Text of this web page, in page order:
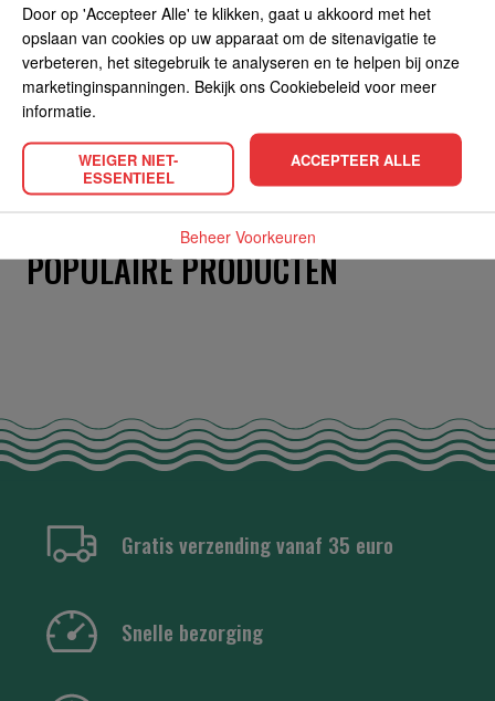
ALLERGIEËN
OVERIGE INFORMATIE
POPULAIRE PRODUCTEN
Gratis verzending vanaf 35 euro
Snelle bezorging
Door op 'Accepteer Alle' te klikken, gaat u akkoord met het
opslaan van cookies op uw apparaat om de sitenavigatie te
verbeteren, het sitegebruik te analyseren en te helpen bij onze
marketinginspanningen. Bekijk ons Cookiebeleid voor meer
informatie.
WEIGER NIET-
ESSENTIEEL
ACCEPTEER ALLE
Beheer Voorkeuren